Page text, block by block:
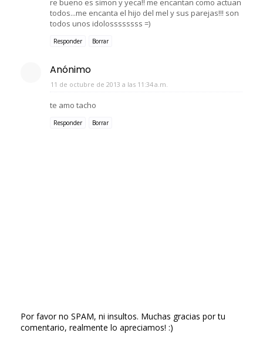
re bueno es simon y yeca!! me encantan como actuan
todos...me encanta el hijo del mel y sus parejas!!! son
todos unos idolossssssss =)
Responder Borrar
Anónimo
11 de octubre de 2013 a las 11:34 a.m.
te amo tacho
Responder Borrar
Por favor no SPAM, ni insultos. Muchas gracias por tu
comentario, realmente lo apreciamos! :)